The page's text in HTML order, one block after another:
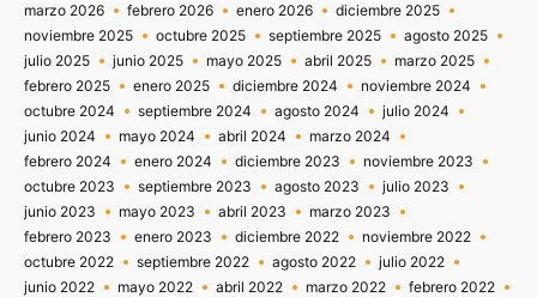
marzo 2026
febrero 2026 enero 2026
diciembre 2025
noviembre 2025
octubre 2025 septiembre 2025
agosto 2025
julio 2025
junio 2025 mayo 2025 abril 2025
marzo 2025
febrero 2025
enero 2025 diciembre 2024
noviembre 2024
octubre 2024
septiembre 2024 agosto 2024
julio 2024
junio 2024
mayo 2024 abril 2024
marzo 2024
febrero 2024
enero 2024 diciembre 2023
noviembre 2023
octubre 2023
septiembre 2023 agosto 2023
julio 2023
junio 2023
mayo 2023 abril 2023
marzo 2023
febrero 2023
enero 2023 diciembre 2022
noviembre 2022
octubre 2022
septiembre 2022 agosto 2022
julio 2022
junio 2022
mayo 2022 abril 2022 marzo 2022
febrero 2022